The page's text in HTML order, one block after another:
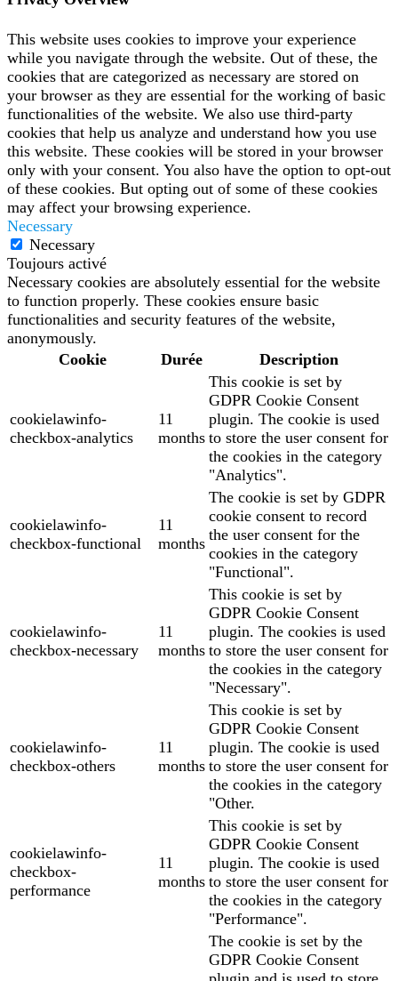
This website uses cookies to improve your experience
while you navigate through the website. Out of these, the
cookies that are categorized as necessary are stored on
your browser as they are essential for the working of basic
functionalities of the website. We also use third-party
cookies that help us analyze and understand how you use
this website. These cookies will be stored in your browser
only with your consent. You also have the option to opt-out
of these cookies. But opting out of some of these cookies
may affect your browsing experience.
Necessary
Necessary
Toujours activé
Necessary cookies are absolutely essential for the website
to function properly. These cookies ensure basic
functionalities and security features of the website,
anonymously.
Cookie
Durée Description
cookielawinfo-
checkbox-analytics
11
months
This cookie is set by
GDPR Cookie Consent
plugin. The cookie is used
to store the user consent for
the cookies in the category
"Analytics".
cookielawinfo-
checkbox-functional
11
months
The cookie is set by GDPR
cookie consent to record
the user consent for the
cookies in the category
"Functional".
cookielawinfo-
checkbox-necessary
11
months
This cookie is set by
GDPR Cookie Consent
plugin. The cookies is used
to store the user consent for
the cookies in the category
"Necessary".
cookielawinfo-
checkbox-others
11
months
This cookie is set by
GDPR Cookie Consent
plugin. The cookie is used
to store the user consent for
the cookies in the category
"Other.
cookielawinfo-
checkbox-
performance
11
months
This cookie is set by
GDPR Cookie Consent
plugin. The cookie is used
to store the user consent for
the cookies in the category
"Performance".
The cookie is set by the
GDPR Cookie Consent